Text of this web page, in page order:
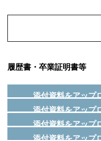
履歴書・卒業証明書等